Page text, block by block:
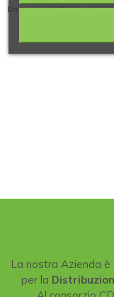
Dimensioni (ØxH mm):
La nostra Azienda è
per la